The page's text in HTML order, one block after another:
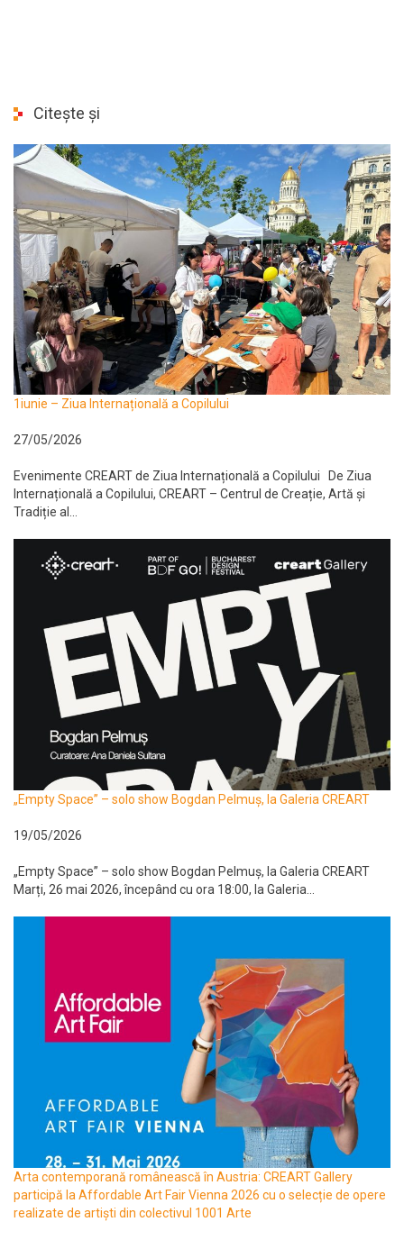
Citește și
1iunie – Ziua Internațională a Copilului
27/05/2026
Evenimente CREART de Ziua Internațională a Copilului De Ziua
Internațională a Copilului, CREART – Centrul de Creație, Artă și
Tradiție al...
„Empty Space” – solo show Bogdan Pelmuș, la Galeria CREART
19/05/2026
„Empty Space” – solo show Bogdan Pelmuș, la Galeria CREART
Marți, 26 mai 2026, începând cu ora 18:00, la Galeria...
Arta contemporană românească în Austria: CREART Gallery
participă la Affordable Art Fair Vienna 2026 cu o selecție de opere
realizate de artiști din colectivul 1001 Arte